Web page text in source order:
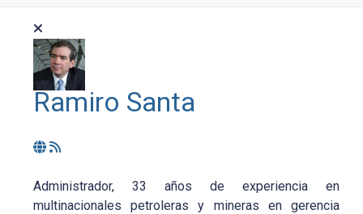
Ramiro Santa
Administrador, 33 años de experiencia en
multinacionales petroleras y mineras en gerencia